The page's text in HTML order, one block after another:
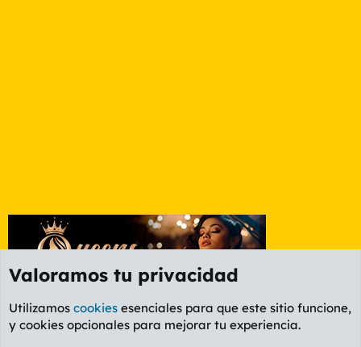
Foro General
Valoramos tu privacidad
Utilizamos cookies esenciales para que este sitio funcione,
y cookies opcionales para mejorar tu experiencia.